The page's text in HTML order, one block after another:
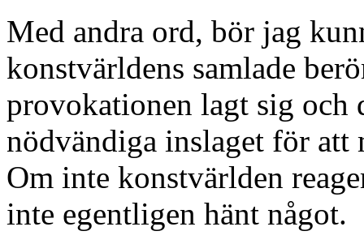
Med andra ord, bör jag
konstvärldens samlade
provokationen lagt sig och
nödvändiga inslaget för att
Om inte konstvärlden
inte egentligen hänt något.